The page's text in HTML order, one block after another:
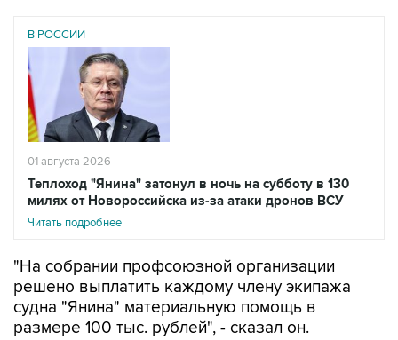
В РОССИИ
01 августа 2026
Теплоход "Янина" затонул в ночь на субботу в 130
милях от Новороссийска из-за атаки дронов ВСУ
Читать подробнее
"На собрании профсоюзной организации
решено выплатить каждому члену экипажа
судна "Янина" материальную помощь в
размере 100 тыс. рублей", - сказал он.